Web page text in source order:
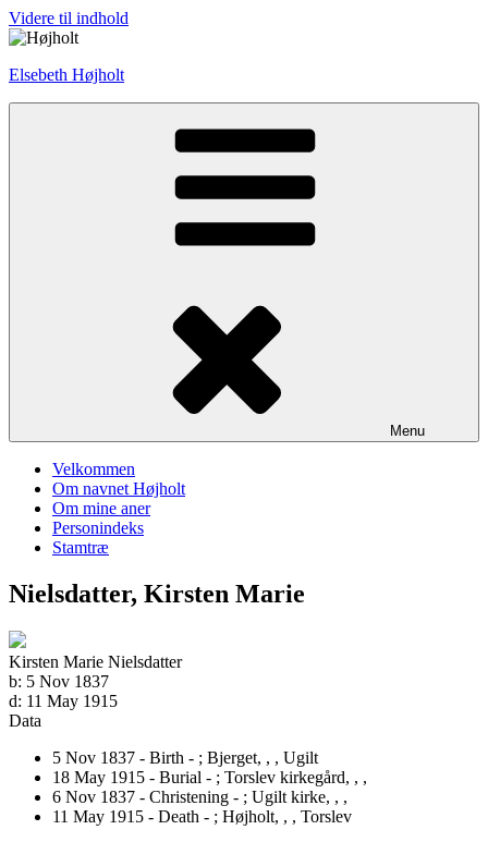
Videre til indhold
Elsebeth Højholt
Menu
Velkommen
Om navnet Højholt
Om mine aner
Personindeks
Stamtræ
Nielsdatter, Kirsten Marie
Kirsten Marie Nielsdatter
b: 5 Nov 1837
d: 11 May 1915
Data
5 Nov 1837 - Birth - ; Bjerget, , , Ugilt
18 May 1915 - Burial - ; Torslev kirkegård, , ,
6 Nov 1837 - Christening - ; Ugilt kirke, , ,
11 May 1915 - Death - ; Højholt, , , Torslev